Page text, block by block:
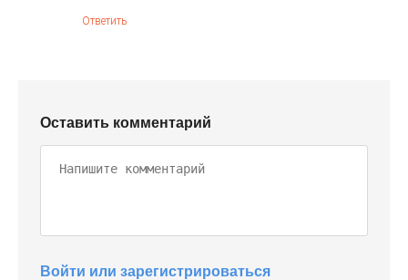
Ответить
Оставить комментарий
Войти или зарегистрироваться